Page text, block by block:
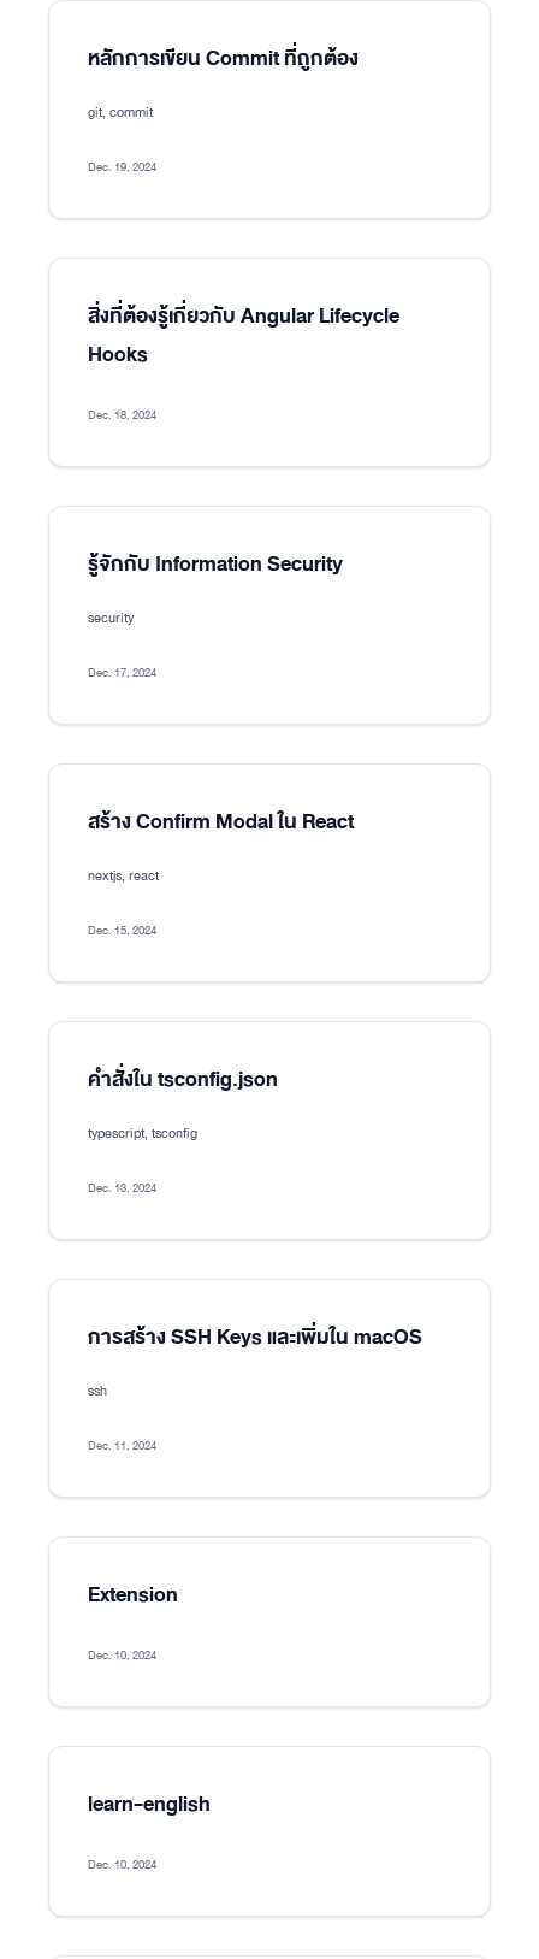
หลักการเขียน Commit ที่ถูกต้อง
git, commit
Dec. 19, 2024
สิ่งที่ต้องรู้เกี่ยวกับ Angular Lifecycle
Hooks
Dec. 18, 2024
รู้จักกับ Information Security
security
Dec. 17, 2024
สร้าง Confirm Modal ใน React
nextjs, react
Dec. 15, 2024
คำสั่งใน tsconfig.json
typescript, tsconfig
Dec. 13, 2024
การสร้าง SSH Keys และเพิ่มใน macOS
ssh
Dec. 11, 2024
Extension
Dec. 10, 2024
learn-english
Dec. 10, 2024